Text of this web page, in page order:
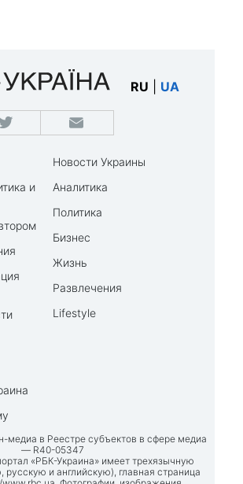
RU UA
и
Новости Украины
Аналитика
Политика
Бизнес
Жизнь
Развлечения
Lifestyle
медиа в Реестре субъектов в сфере медиа
— R40-05347
«РБК-Украина» имеет трехязычную
и английскую), главная страница